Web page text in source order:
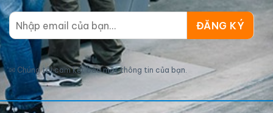
✉ Chúng tôi cam kết bảo mật thông tin của bạn.